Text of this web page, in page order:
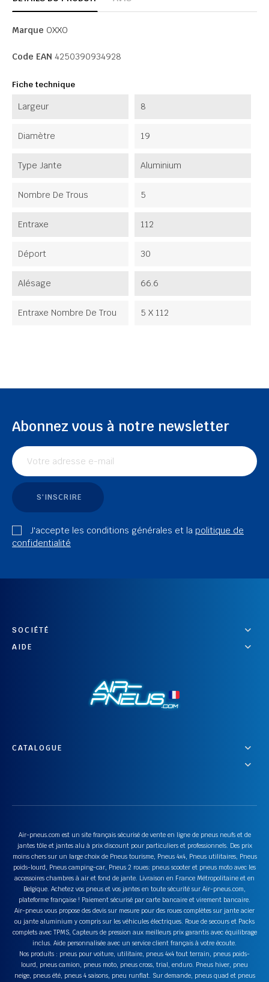
Marque OXXO
Code EAN 4250390934928
Fiche technique
Largeur 8
Diamètre 19
Type Jante Aluminium
Nombre De Trous 5
Entraxe 112
Déport 30
Alésage 66.6
Entraxe Nombre De Trou 5 X 112
Abonnez vous à notre newsletter
S'INSCRIRE
J'accepte les conditions générales et la politique de
confidentialité
SOCIÉTÉ
AIDE
CATALOGUE
Air-pneus.com est un site français sécurisé de vente en ligne de pneus neufs et de
jantes tôle et jantes alu à prix discount pour particuliers et professionnels. Des prix
moins chers sur un large choix de Pneus tourisme, Pneus 4x4, Pneus utilitaires, Pneus
poids-lourd, Pneus camping-car, Pneus 2 roues: pneus scooter et pneus moto avec les
accessoires chambres à air et fond de jante. Livraison en France Métropolitaine et en
Belgique. Achetez vos pneus et vos jantes en toute sécurité sur Air-pneus.com,
plateforme française ! Paiement sécurisé par carte bancaire et virement bancaire.
Air-pneus vous propose des devis sur mesure pour des roues complètes sur jante acier
ou jante aluminium y compris sur les véhicules électriques. Roue de secours et Packs
complets avec TPMS, Capteurs de pression aux meilleurs prix garantis avec équilibrage
inclus. Aide personnalisée avec un service client français à votre écoute.
Nos produits : pneus pour voiture, utilitaire, pneus 4x4 tout terrain, pneus poids-
lourd, pneus camion, pneus moto, pneus cross, trial, enduro. Pneus hiver, pneu
neige, pneus été, pneus 4 saisons, pneu runflat. Sur demande, pneus quad et pneus